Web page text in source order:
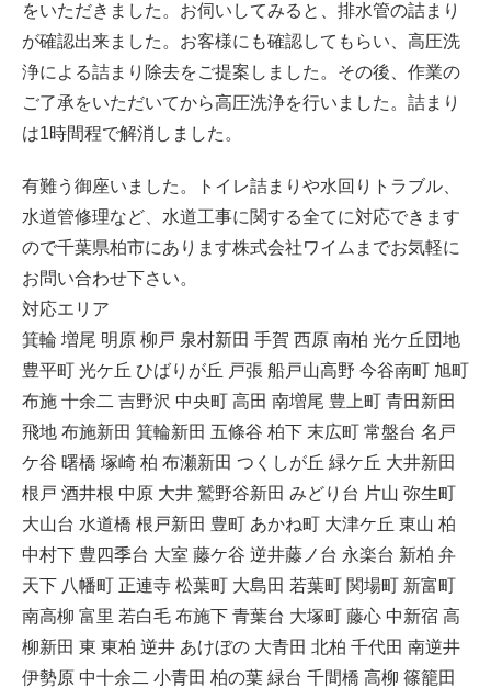
をいただきました。お伺いしてみると、排水管の詰まり
が確認出来ました。お客様にも確認してもらい、高圧洗
浄による詰まり除去をご提案しました。その後、作業の
ご了承をいただいてから高圧洗浄を行いました。詰まり
は1時間程で解消しました。
有難う御座いました。トイレ詰まりや水回りトラブル、
水道管修理など、水道工事に関する全てに対応できます
ので千葉県柏市にあります株式会社ワイムまでお気軽に
お問い合わせ下さい。
対応エリア
箕輪 増尾 明原 柳戸 泉村新田 手賀 西原 南柏 光ケ丘団地
豊平町 光ケ丘 ひばりが丘 戸張 船戸山高野 今谷南町 旭町
布施 十余二 吉野沢 中央町 高田 南増尾 豊上町 青田新田
飛地 布施新田 箕輪新田 五條谷 柏下 末広町 常盤台 名戸
ケ谷 曙橋 塚崎 柏 布瀬新田 つくしが丘 緑ケ丘 大井新田
根戸 酒井根 中原 大井 鷲野谷新田 みどり台 片山 弥生町
大山台 水道橋 根戸新田 豊町 あかね町 大津ケ丘 東山 柏
中村下 豊四季台 大室 藤ケ谷 逆井藤ノ台 永楽台 新柏 弁
天下 八幡町 正連寺 松葉町 大島田 若葉町 関場町 新富町
南高柳 富里 若白毛 布施下 青葉台 大塚町 藤心 中新宿 高
柳新田 東 東柏 逆井 あけぼの 大青田 北柏 千代田 南逆井
伊勢原 中十余二 小青田 柏の葉 緑台 千間橋 高柳 篠籠田